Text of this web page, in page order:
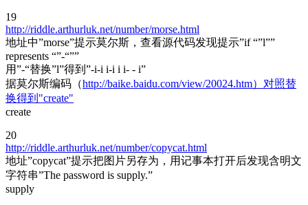
19
http://riddle.arthurluk.net/number/morse.html
地址中”morse”提示莫尔斯，查看源代码发现提示”if “”l””
represents “”-“””
用”-“替换”l”得到”-i-i i-i i i- - i”
据莫尔斯编码（http://baike.baidu.com/view/20024.htm）对照替
换得到"create"
create
20
http://riddle.arthurluk.net/number/copycat.html
地址”copycat”提示把图片另存为，用记事本打开后发现含明文
字符串”The password is supply.”
supply